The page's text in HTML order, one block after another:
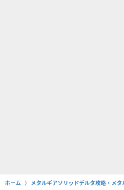
ホーム メタルギアソリッドデルタ攻略・メタ